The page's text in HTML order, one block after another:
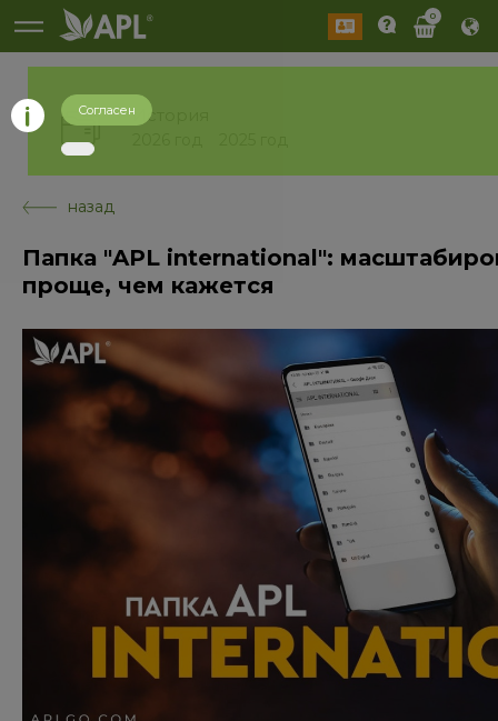
0
История
назад
Папка "APL international":
проще, чем кажется
Согласен